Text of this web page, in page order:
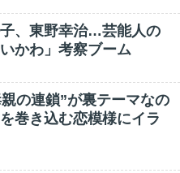
子、東野幸治…芸能人の
かわ」考察ブーム
の連鎖”が裏テーマなの
巻き込む恋模様にイラ